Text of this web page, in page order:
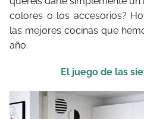
colores o los accesorios?
las mejores cocinas que
año.
El juego de las